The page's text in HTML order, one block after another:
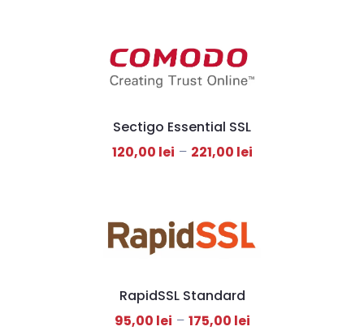
Sectigo Essential SSL
120,00 lei – 221,00 lei
RapidSSL Standard
95,00 lei – 175,00 lei